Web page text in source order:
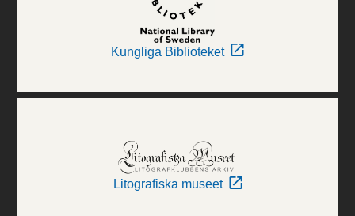
Kungliga Biblioteket
Litografiska museet